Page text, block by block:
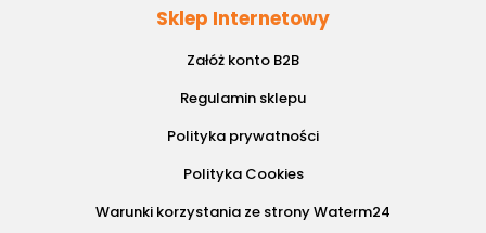
Sklep Internetowy
Załóż konto B2B
Regulamin sklepu
Polityka prywatności
Polityka Cookies
Warunki korzystania ze strony Waterm24